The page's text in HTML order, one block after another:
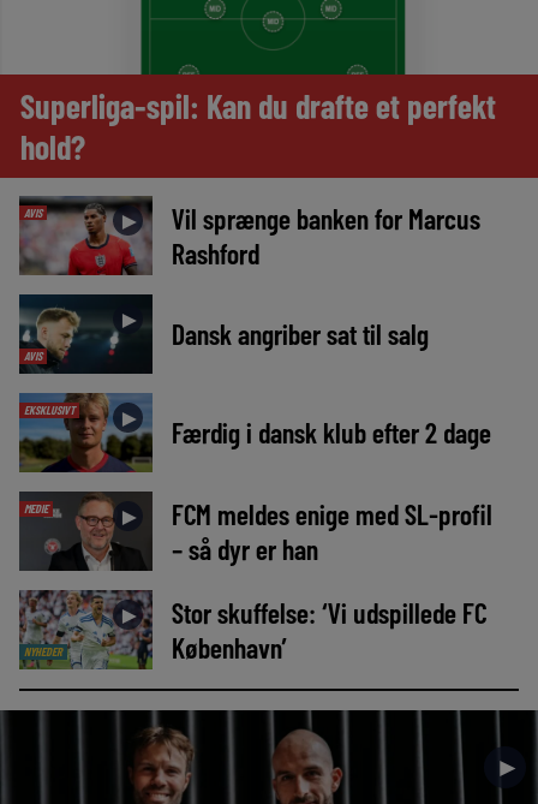
Superliga-spil: Kan du drafte et perfekt
hold?
AVIS ►
Vil sprænge banken for Marcus
Rashford
AVIS
► Dansk angriber sat til salg
EKSKLUSIVT ► Færdig i dansk klub efter 2 dage
MEDIE ►
FCM meldes enige med SL-profil
– så dyr er han
NYHEDER
►
Stor skuffelse: ‘Vi udspillede FC
København’
►